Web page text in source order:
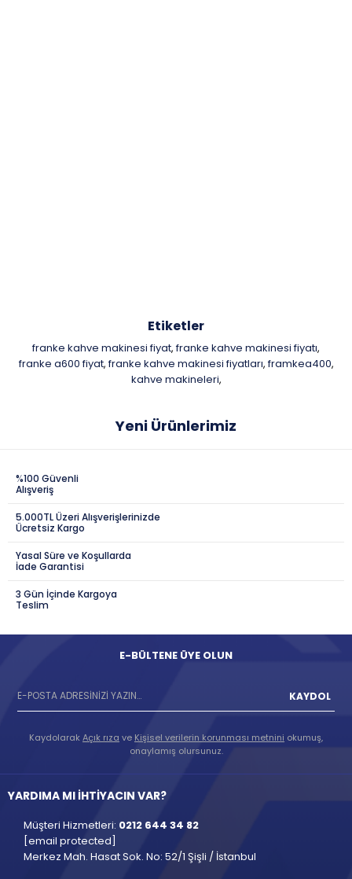
Etiketler
franke kahve makinesi fiyat, franke kahve makinesi fiyatı,
franke a600 fiyat, franke kahve makinesi fiyatları, framkea400,
kahve makineleri,
Yeni Ürünlerimiz
%100 Güvenli
Alışveriş
5.000TL Üzeri Alışverişlerinizde
Ücretsiz Kargo
Yasal Süre ve Koşullarda
İade Garantisi
3 Gün İçinde Kargoya
Teslim
E-BÜLTENE ÜYE OLUN
KAYDOL
KaydolarakAçık rıza ve Kişisel verilerin korunması metnini okumuş,
onaylamış olursunuz.
YARDIMA MI İHTİYACIN VAR?
Müşteri Hizmetleri: 0212 644 34 82
[email protected]
Merkez Mah. Hasat Sok. No: 52/1 Şişli / İstanbul